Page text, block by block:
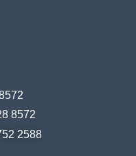
8572
2588